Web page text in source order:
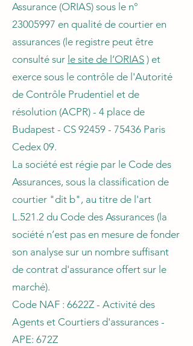
Assurance (ORIAS) sous le n°
23005997 en qualité de courtier en
assurances (le registre peut être
consulté sur le site de l’ORIAS ) et
exerce sous le contrôle de l'Autorité
de Contrôle Prudentiel et de
résolution (ACPR) - 4 place de
Budapest - CS 92459 - 75436 Paris
Cedex 09.
La société est régie par le Code des
Assurances, sous la classification de
courtier "dit b", au titre de l'art
L.521.2 du Code des Assurances (la
société n’est pas en mesure de fonder
son analyse sur un nombre suffisant
de contrat d'assurance offert sur le
marché).
Code NAF : 6622Z - Activité des
Agents et Courtiers d'assurances -
APE: 672Z